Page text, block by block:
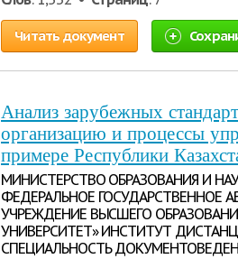
Читать документ
Анализ зарубежных
организацию и процессы
примере Республики
МИНИСТЕРСТВО ОБРАЗОВАНИЯ И
ФЕДЕРАЛЬНОЕ ГОСУДАРСТВЕННОЕ
УЧРЕЖДЕНИЕ ВЫСШЕГО
УНИВЕРСИТЕТ» ИНСТИТУТ
СПЕЦИАЛЬНОСТЬ